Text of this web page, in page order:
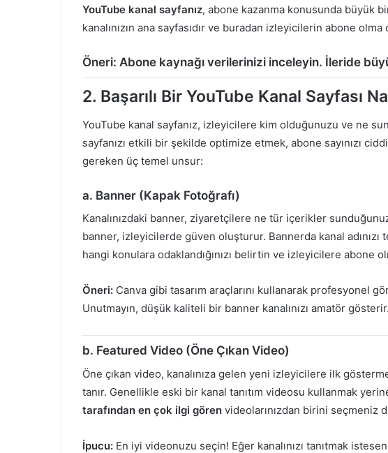
YouTube kanal sayfanız, abone kazanma konusunda büyük
kanalınızın ana sayfasıdır ve buradan izleyicilerin abone
Öneri: Abone kaynağı verilerinizi inceleyin. İleride
2. Başarılı Bir YouTube Kanal Sayfası
YouTube kanal sayfanız, izleyicilere kim olduğunuzu ve ne
sayfanızı etkili bir şekilde optimize etmek, abone sayınızı
gereken üç temel unsur:
a. Banner (Kapak Fotoğrafı)
Kanalınızdaki banner, ziyaretçilere ne tür içerikler
banner, izleyicilerde güven oluşturur. Bannerda kanal adınızı
hangi konulara odaklandığınızı belirtin ve izleyicilere abone
Öneri: Canva gibi tasarım araçlarını kullanarak profesyonel
Unutmayın, düşük kaliteli bir banner kanalınızı amatör gösterir.
b. Featured Video (Öne Çıkan Video)
Öne çıkan video, kanalınıza gelen yeni izleyicilere ilk
tanır. Genellikle eski bir kanal tanıtım videosu kullanmak
tarafından en çok ilgi gören videolarınızdan birini seçmeniz
İpucu: En iyi videonuzu seçin! Eğer kanalınızı tanıtmak